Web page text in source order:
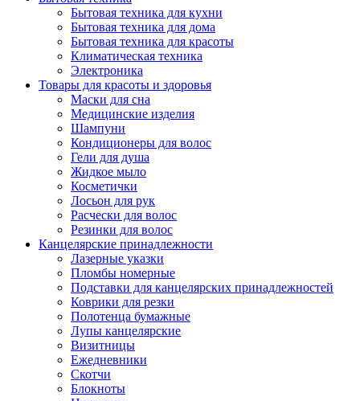
Бытовая техника для кухни
Бытовая техника для дома
Бытовая техника для красоты
Климатическая техника
Электроника
Товары для красоты и здоровья
Маски для сна
Медицинские изделия
Шампуни
Кондиционеры для волос
Гели для душа
Жидкое мыло
Косметички
Лосьон для рук
Расчески для волос
Резинки для волос
Канцелярские принадлежности
Лазерные указки
Пломбы номерные
Подставки для канцелярских принадлежностей
Коврики для резки
Полотенца бумажные
Лупы канцелярские
Визитницы
Ежедневники
Скотчи
Блокноты